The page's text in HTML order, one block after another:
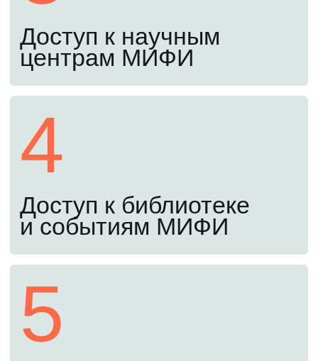
Пройдите вступительные
испытания
Заключите договор и оплатите
обучение
Сдайте письменный экзамен, ответив
и предоставьте мотивационное письмо.
Экзамены проходят полностью
Оставьте заявку сейчас, чтобы получить
примеры заданий прошлых лет. С ними
вы заранее узнаете структуру экзамена
Убедитесь, что вы в конкурсных списках,
подпишите договор и оплатите обучение
До 25 августа
До 26 августа